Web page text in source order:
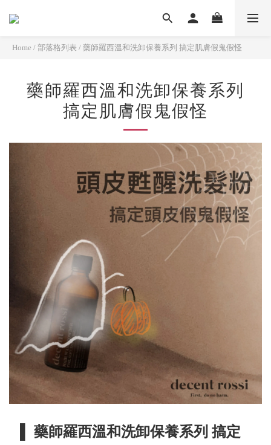
Home / 部落格列表 / 藥師羅西溫和洗卸保養系列 搞定肌膚假鬼假怪
藥師羅西溫和洗卸保養系列
搞定肌膚假鬼假怪
▌ 藥師羅西溫和洗卸保養系列 搞定